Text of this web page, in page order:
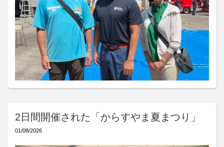
2日間開催された「からすやま夏まつり」
01/08/2026